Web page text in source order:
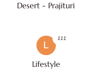
Desert - Prajituri
L
Lifestyle
111